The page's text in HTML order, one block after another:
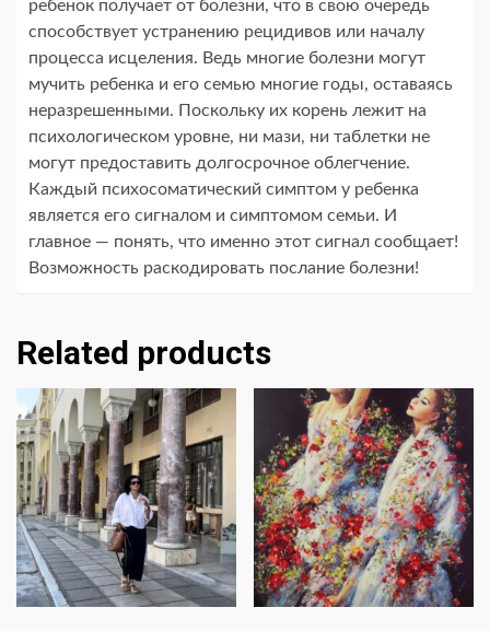
ребенок получает от болезни, что в свою очередь
способствует устранению рецидивов или началу
процесса исцеления. Ведь многие болезни могут
мучить ребенка и его семью многие годы, оставаясь
неразрешенными. Поскольку их корень лежит на
психологическом уровне, ни мази, ни таблетки не
могут предоставить долгосрочное облегчение.
Каждый психосоматический симптом у ребенка
является его сигналом и симптомом семьи. И
главное — понять, что именно этот сигнал сообщает!
Возможность раскодировать послание болезни!
Related products